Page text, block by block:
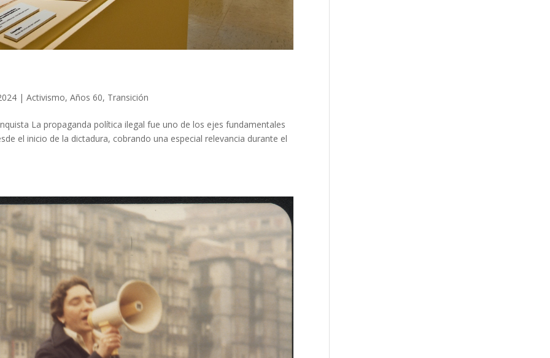
|Activismo,Años 60, Transición
La propaganda política ilegal fue uno de los ejes fundamentales
el inicio de la dictadura, cobrando una especial relevancia durante el